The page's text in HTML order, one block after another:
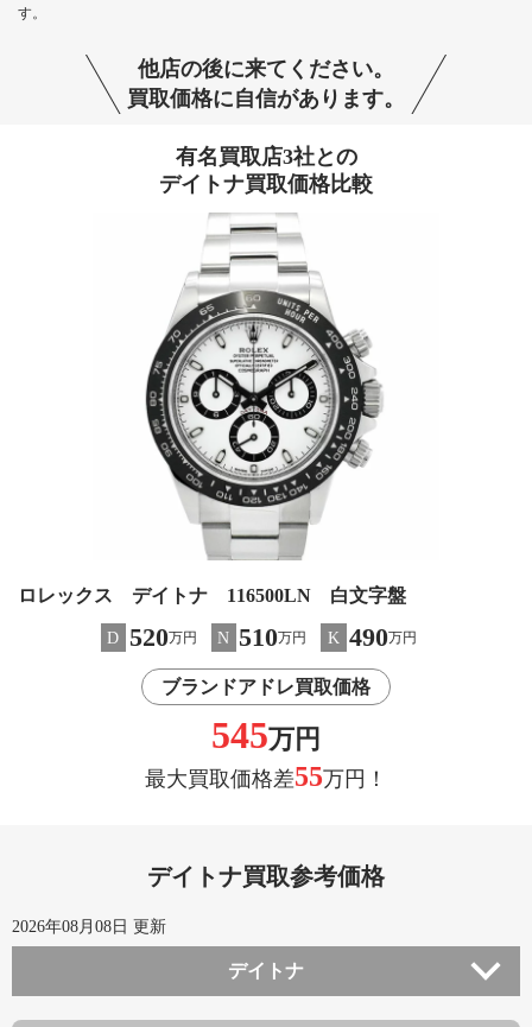
す。
他店の後に来てください。
買取価格に自信があります。
有名買取店3社との
デイトナ買取価格比較
ロレックス デイトナ 116500LN 白文字盤
D 520万円 N 510万円 K 490万円
ブランドアドレ買取価格
545万円
最大買取価格差55万円！
デイトナ買取参考価格
2026年08月08日 更新
デイトナ